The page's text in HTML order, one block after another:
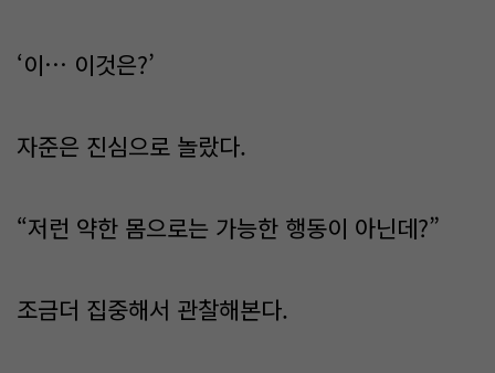
‘이… 이것은?’
자준은 진심으로 놀랐다.
“저런 약한 몸으로는 가능한 행동이 아닌데?”
조금더 집중해서 관찰해본다.